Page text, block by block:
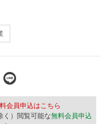
会員申込はこちら
く）閲覧可能な無料会員申込